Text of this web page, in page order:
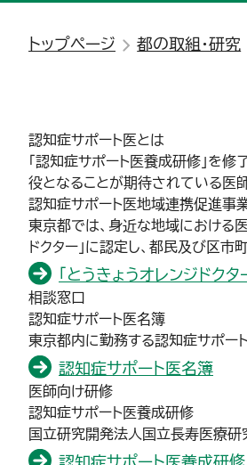
トップページ 都の取組・研究
認知症サポート医とは
「認知症サポート医養成研修」を
役となることが期待されている医師
認知症サポート医地域連携促進事
東京都では、身近な地域における
ドクター」に認定し、都民及び区
「とうきょうオレンジドク
相談窓口
認知症サポート医名簿
東京都内に勤務する認知症サポー
認知症サポート医名簿
医師向け研修
認知症サポート医養成研修
国立研究開発法人国立長寿医療研
認知症サポート医養成研修